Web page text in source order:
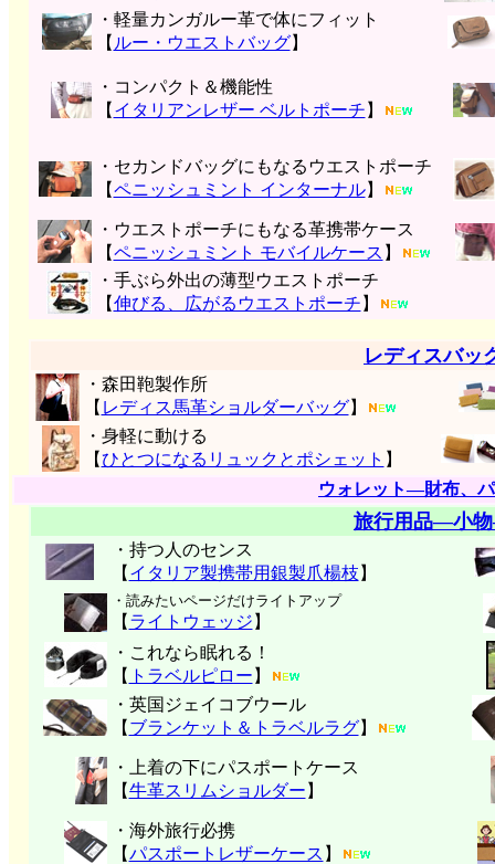
・軽量カンガルー革で体にフィット
【 ルー・ウエストバッグ】
・コンパクト＆機能性
【 イタリアンレザー ベルトポーチ 】
・セカンドバッグにもなるウエストポーチ
【ペニッシュミント インターナル】
・ウエストポーチにもなる革携帯ケース
【ペニッシュミント モバイルケース 】
・手ぶら外出の薄型ウエストポーチ
【伸びる、広がるウエストポーチ 】
レディスバッ
・森田鞄製作所
【 レディス馬革ショルダーバッグ】
・身軽に動ける
【ひとつになるリュックとポシェット 】
ウォレット―財布、
旅行用品―小
・持つ人のセンス
【 イタリア製携帯用銀製爪楊枝 】
・読みたいページだけライトアップ
【 ライトウェッジ 】
・これなら眠れる！
【 トラベルピロー 】
・英国ジェイコブウール
【 ブランケット＆トラベルラグ】
・上着の下にパスポートケース
【牛革スリムショルダー 】
・海外旅行必携
【パスポートレザーケース 】